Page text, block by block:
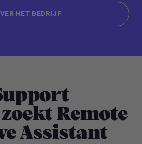
persoonlijk en zorgt ervoor dat
bijdragen aan onze missie.
HET BEDRIJF
Remote
Assistant